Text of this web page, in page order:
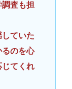
査も担
ていた
るのを心
てくれ